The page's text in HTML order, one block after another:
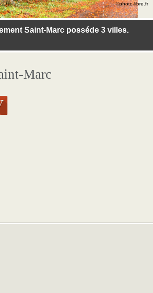
Saint-Marc posséde 3 villes.
©photo-libre.fr
Marc